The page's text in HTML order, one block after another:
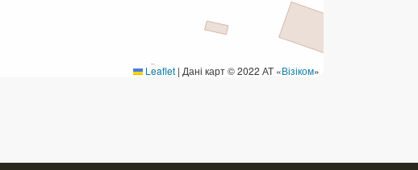
Leaflet | Дані карт © 2022 АТ «Візіком»